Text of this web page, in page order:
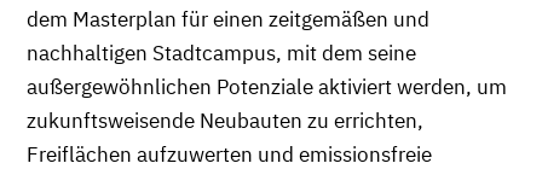
dem Masterplan für einen zeitgemäßen und
nachhaltigen Stadtcampus, mit dem seine
außergewöhnlichen Potenziale aktiviert werden, um
zukunftsweisende Neubauten zu errichten,
Freiflächen aufzuwerten und emissionsfreie